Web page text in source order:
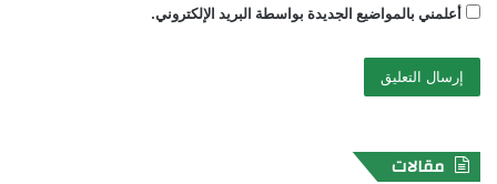
أعلمني بالمواضيع الجديدة بواسطة البريد الإلكتروني.
مقالات